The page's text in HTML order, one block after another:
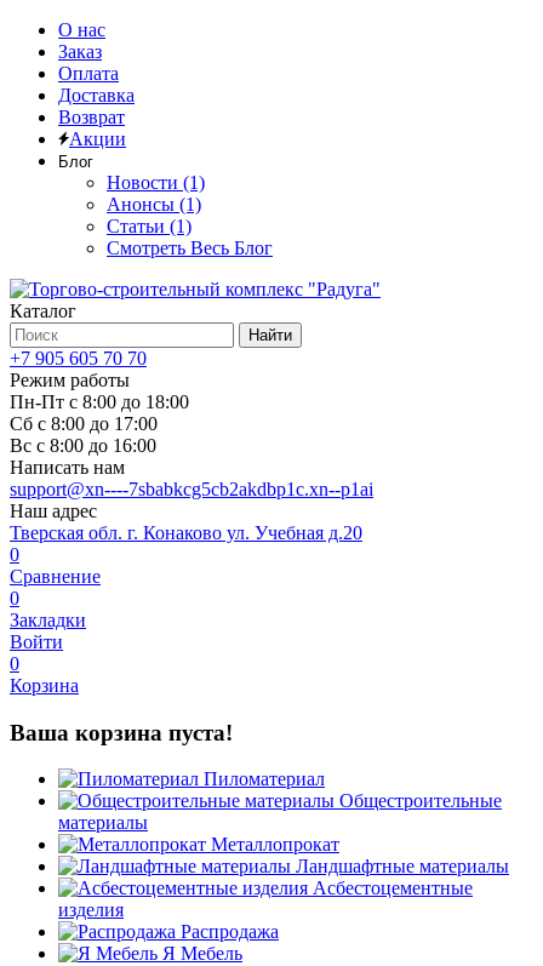
О нас
Заказ
Оплата
Доставка
Возврат
Акции
Блог
Новости (1)
Анонсы (1)
Статьи (1)
Смотреть Весь Блог
Каталог
Найти
+7 905 605 70 70
Режим работы
Пн-Пт с 8:00 до 18:00
Сб с 8:00 до 17:00
Вс с 8:00 до 16:00
Написать нам
support@xn----7sbabkcg5cb2akdbp1c.xn--p1ai
Наш адрес
Тверская обл. г. Конаково ул. Учебная д.20
0
Сравнение
0
Закладки
Войти
0
Корзина
Ваша корзина пуста!
Пиломатериал
Общестроительные
материалы
Металлопрокат
Ландшафтные материалы
Асбестоцементные
изделия
Распродажа
Я Мебель